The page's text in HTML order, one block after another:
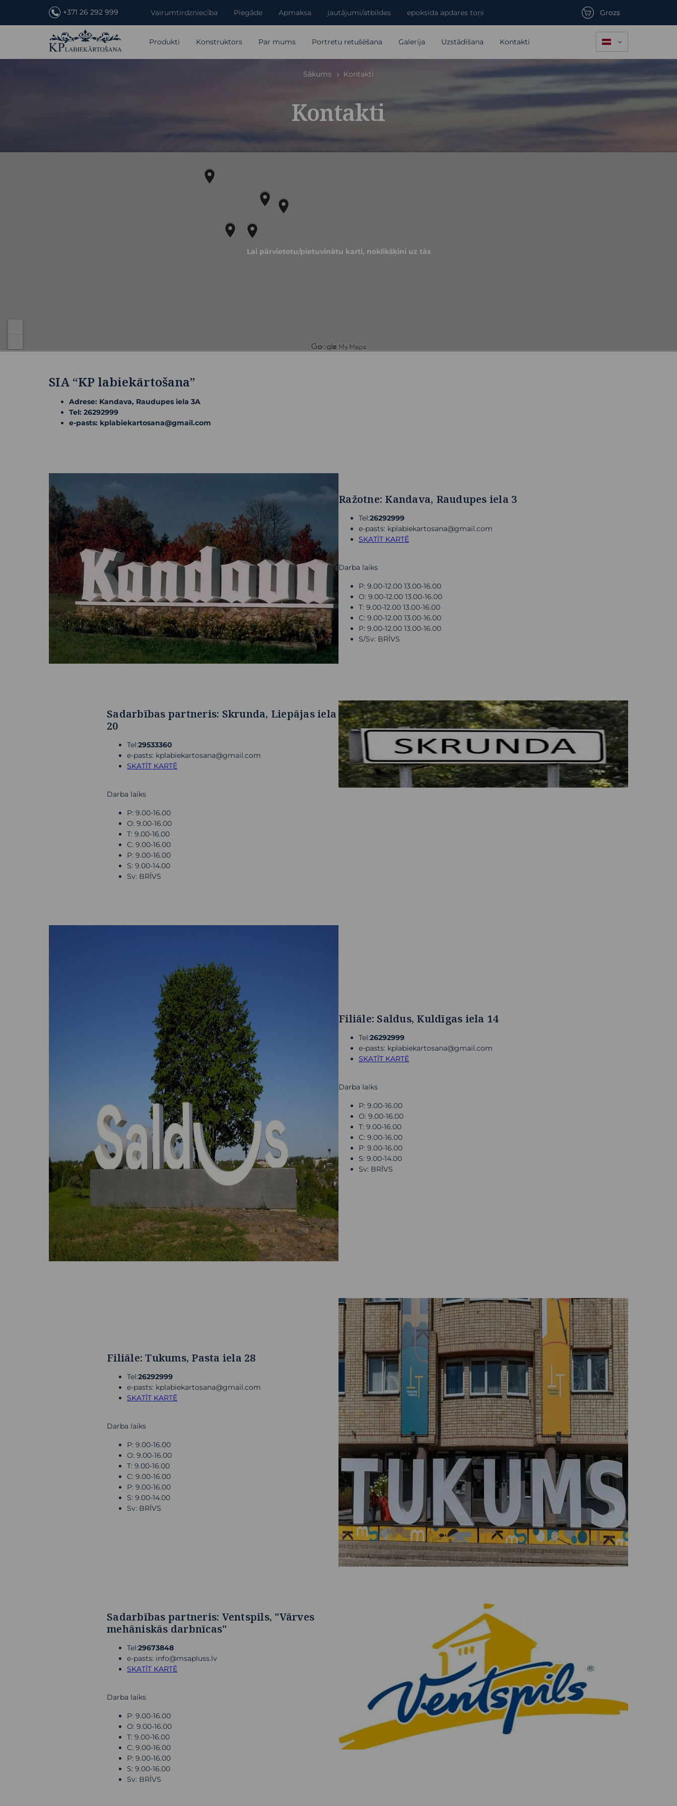
+371 26 292 999 Vairumtirdzniecība Piegāde Apmaksa jautājumi/atbildes epoksīda apdares toņi Grozs
Produkti Konstruktors Par mums Portretu retušēšana Galerija Uzstādīšana Kontakti
Sākums Kontakti
Kontakti
Lai pārvietotu/pietuvinātu karti, noklikšķini uz tās
SIA “KP labiekārtošana”
Adrese: Kandava, Raudupes iela 3A
Tel: 26292999
e-pasts: kplabiekartosana@gmail.com
Ražotne: Kandava, Raudupes iela 3
Tel:26292999
e-pasts: kplabiekartosana@gmail.com
SKATĪT KARTĒ
Darba laiks
P: 9.00-12.00 13.00-16.00
O: 9.00-12.00 13.00-16.00
T: 9.00-12.00 13.00-16.00
C: 9.00-12.00 13.00-16.00
P: 9.00-12.00 13.00-16.00
S/Sv: BRĪVS
Sadarbības partneris: Skrunda, Liepājas iela
20
Tel:29533360
e-pasts: kplabiekartosana@gmail.com
SKATĪT KARTĒ
Darba laiks
P: 9.00-16.00
O: 9.00-16.00
T: 9.00-16.00
C: 9.00-16.00
P: 9.00-16.00
S: 9.00-14.00
Sv: BRĪVS
Filiāle: Saldus, Kuldīgas iela 14
Tel:26292999
e-pasts: kplabiekartosana@gmail.com
SKATĪT KARTĒ
Darba laiks
P: 9.00-16.00
O: 9.00-16.00
T: 9.00-16.00
C: 9.00-16.00
P: 9.00-16.00
S: 9.00-14.00
Sv: BRĪVS
Filiāle: Tukums, Pasta iela 28
Tel:26292999
e-pasts: kplabiekartosana@gmail.com
SKATĪT KARTĒ
Darba laiks
P: 9.00-16.00
O: 9.00-16.00
T: 9.00-16.00
C: 9.00-16.00
P: 9.00-16.00
S: 9.00-14.00
Sv: BRĪVS
Sadarbības partneris: Ventspils, "Vārves
mehāniskās darbnīcas"
Tel:29673848
e-pasts: info@msapluss.lv
SKATĪT KARTĒ
Darba laiks
P: 9.00-16.00
O: 9.00-16.00
T: 9.00-16.00
C: 9.00-16.00
P: 9.00-16.00
S: 9.00-16.00
Sv: BRĪVS